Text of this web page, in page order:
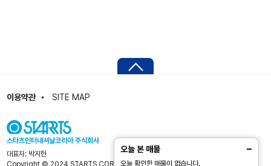
오늘 본 매물 −
오늘 확인한 매물이 없습니다.
스타츠 코리아에 문의
영업시간 평일 09:00 ~ 18:00
전화 문의 02-779-8170 (일본어 대응 가능)
이용약관 SITE MAP
스타츠인터내셔날코리아 주식회사
대표자: 박지헌
Copyright © 2024 STARTS CORPORATION. All Rights Reserved.